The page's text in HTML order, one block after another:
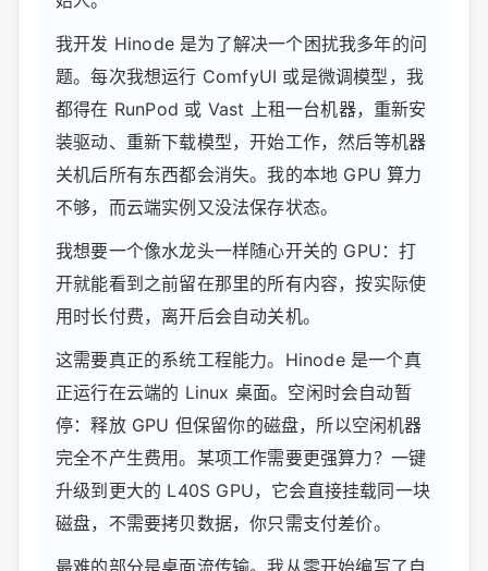
我开发 Hinode 是为了解决一个困扰我多年的问
题。每次我想运行 ComfyUI 或是微调模型，我
都得在 RunPod 或 Vast 上租一台机器，重新安
装驱动、重新下载模型，开始工作，然后等机器
关机后所有东西都会消失。我的本地 GPU 算力
不够，而云端实例又没法保存状态。
我想要一个像水龙头一样随心开关的 GPU：打
开就能看到之前留在那里的所有内容，按实际使
用时长付费，离开后会自动关机。
这需要真正的系统工程能力。Hinode 是一个真
正运行在云端的 Linux 桌面。空闲时会自动暂
停：释放 GPU 但保留你的磁盘，所以空闲机器
完全不产生费用。某项工作需要更强算力？一键
升级到更大的 L40S GPU，它会直接挂载同一块
磁盘，不需要拷贝数据，你只需支付差价。
最难的部分是桌面流传输。我从零开始编写了自